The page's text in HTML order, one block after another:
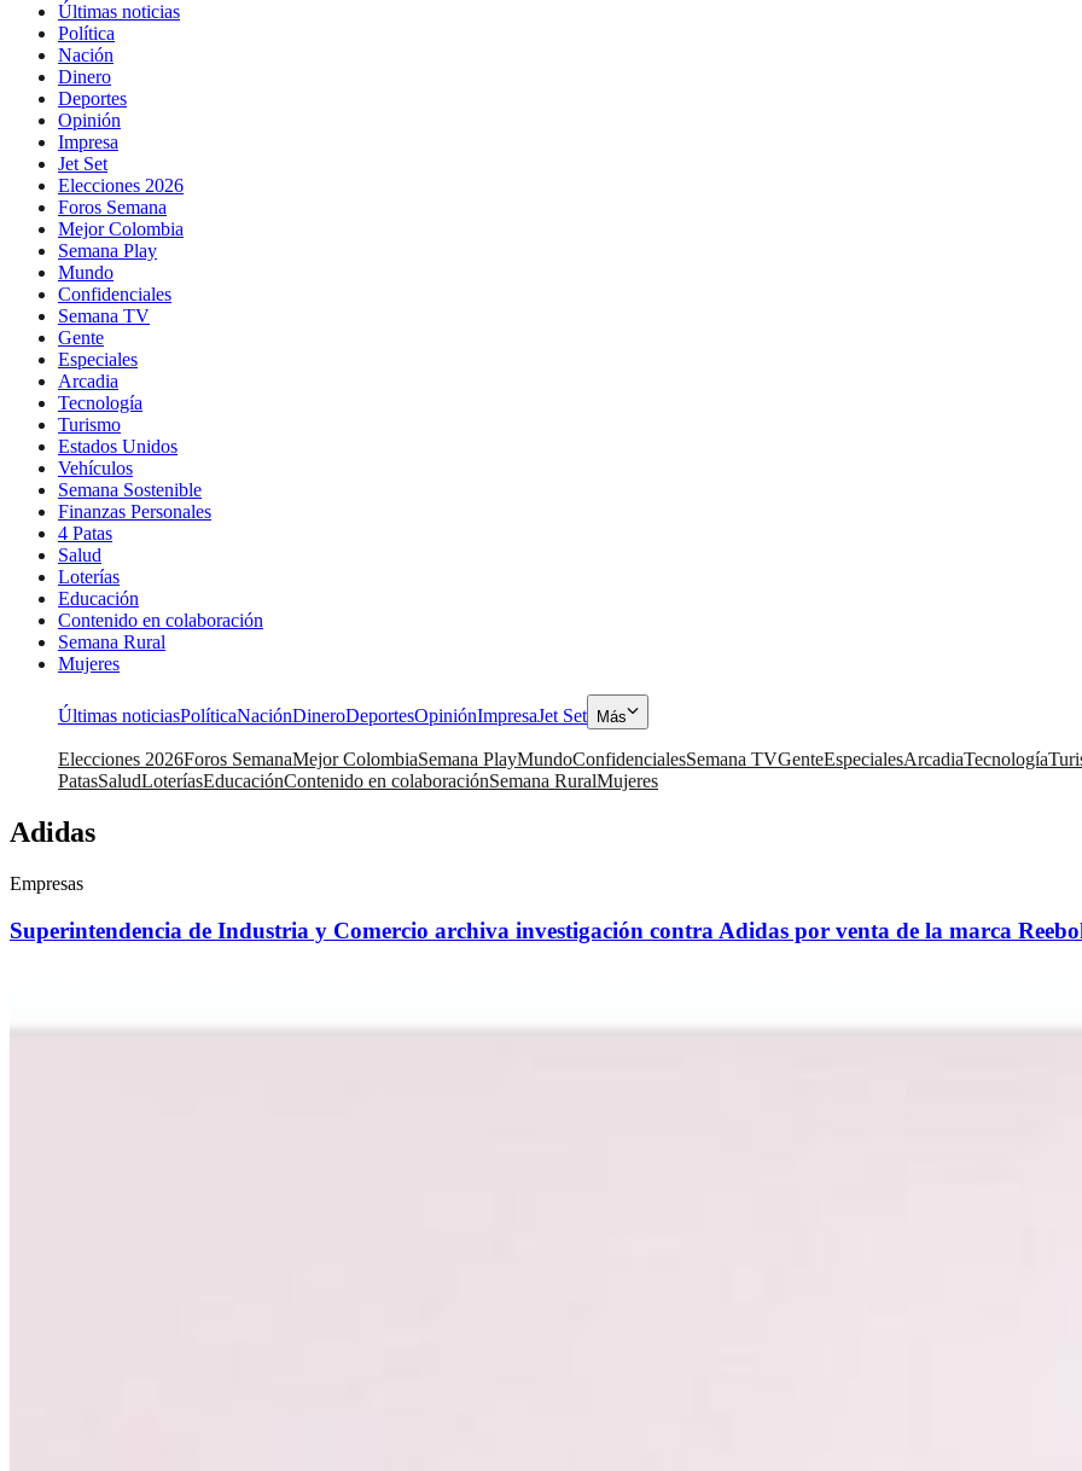
Últimas noticias
Política
Nación
Dinero
Deportes
Opinión
Impresa
Jet Set
Elecciones 2026
Foros Semana
Mejor Colombia
Semana Play
Mundo
Confidenciales
Semana TV
Gente
Especiales
Arcadia
Tecnología
Turismo
Estados Unidos
Vehículos
Semana Sostenible
Finanzas Personales
4 Patas
Salud
Loterías
Educación
Contenido en colaboración
Semana Rural
Mujeres
Últimas noticiasPolíticaNaciónDineroDeportesOpiniónImpresaJet Set Más
Elecciones 2026Foros SemanaMejor ColombiaSemana PlayMundoConfidencialesSemana TVGenteEspecialesArcadiaTecnología
PatasSaludLoteríasEducaciónContenido en colaboraciónSemana RuralMujeres
Adidas
Empresas
Superintendencia de Industria y Comercio archiva investigación contra Adidas por venta de la marca